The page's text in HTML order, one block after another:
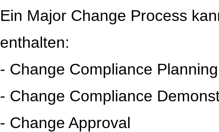
Ein Major Change Process
enthalten:
- Change Compliance Planning
- Change Compliance
- Change Approval